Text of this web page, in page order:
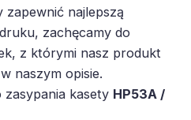
zapewnić najlepszą
zachęcamy do
z którymi nasz produkt
naszym opisie.
kasety HP53A /